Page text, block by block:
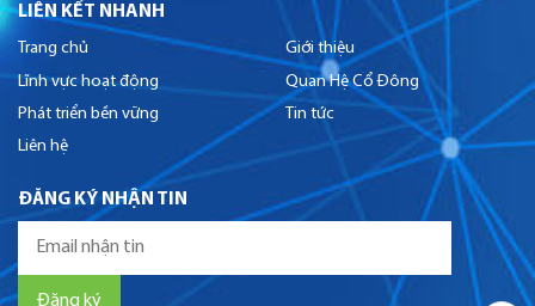
LIÊN KẾT NHANH
Trang chủ
Giới thiệu
Lĩnh vực hoạt động
Quan Hệ Cổ Đông
Phát triển bền vững
Tin tức
Liên hệ
ĐĂNG KÝ NHẬN TIN